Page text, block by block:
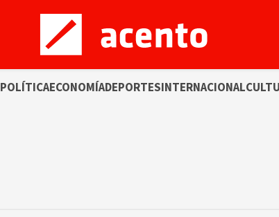
POLÍTICAECONOMÍADEPORTESINTERNACIONAL